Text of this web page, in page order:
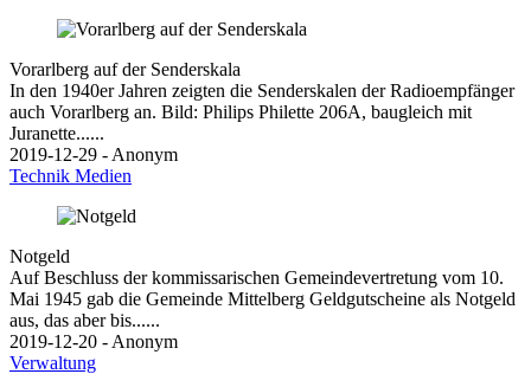
Vorarlberg auf der Senderskala
In den 1940er Jahren zeigten die Senderskalen der Radioempfänger
auch Vorarlberg an. Bild: Philips Philette 206A, baugleich mit
Juranette......
2019-12-29 - Anonym
Technik Medien
Notgeld
Auf Beschluss der kommissarischen Gemeindevertretung vom 10.
Mai 1945 gab die Gemeinde Mittelberg Geldgutscheine als Notgeld
aus, das aber bis......
2019-12-20 - Anonym
Verwaltung